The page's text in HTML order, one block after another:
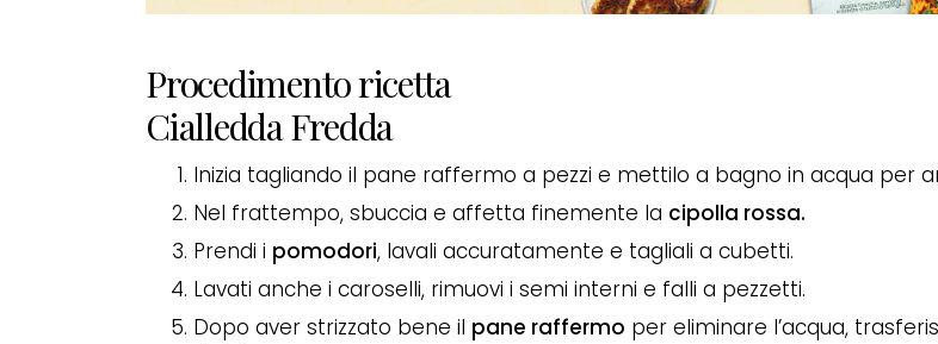
Procedimento ricetta
Cialledda Fredda
Inizia tagliando il pane raffermo a pezzi e mettilo a bagno in acqua per
Nel frattempo, sbuccia e affetta finemente la cipolla rossa.
Prendi i pomodori, lavali accuratamente e tagliali a cubetti.
Lavati anche i caroselli, rimuovi i semi interni e falli a pezzetti.
Dopo aver strizzato bene il pane raffermo per eliminare l’acqua,